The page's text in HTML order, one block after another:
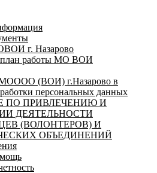
г. Назарово
план работы МО ВОИ
(ВОИ) г.Назарово в
персональных данных
ПО ПРИВЛЕЧЕНИЮ И
ДЕЯТЕЛЬНОСТИ
(ВОЛОНТЕРОВ) И
ОБЪЕДИНЕНИЙ